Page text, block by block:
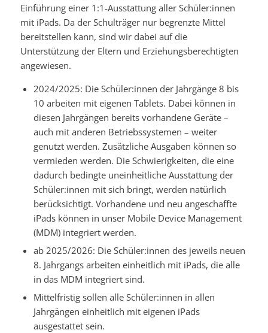
Einführung einer 1:1-Ausstattung aller Schüler:innen
mit iPads. Da der Schulträger nur begrenzte Mittel
bereitstellen kann, sind wir dabei auf die
Unterstützung der Eltern und Erziehungsberechtigten
angewiesen.
2024/2025: Die Schüler:innen der Jahrgänge 8 bis
10 arbeiten mit eigenen Tablets. Dabei können in
diesen Jahrgängen bereits vorhandene Geräte –
auch mit anderen Betriebssystemen – weiter
genutzt werden. Zusätzliche Ausgaben können so
vermieden werden. Die Schwierigkeiten, die eine
dadurch bedingte uneinheitliche Ausstattung der
Schüler:innen mit sich bringt, werden natürlich
berücksichtigt. Vorhandene und neu angeschaffte
iPads können in unser Mobile Device Management
(MDM) integriert werden.
ab 2025/2026: Die Schüler:innen des jeweils neuen
8. Jahrgangs arbeiten einheitlich mit iPads, die alle
in das MDM integriert sind.
Mittelfristig sollen alle Schüler:innen in allen
Jahrgängen einheitlich mit eigenen iPads
ausgestattet sein.